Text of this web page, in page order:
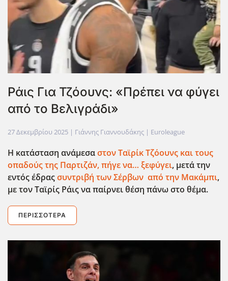
Ράις Για Τζόουνς: «Πρέπει να φύγει
από το Βελιγράδι»
27 Δεκεμβρίου 2025 | Γιάννης Γιαννουδάκης | Euroleague
Η κατάσταση ανάμεσαστον Ταϊρίκ Τζόουνς και τους
οπαδούς της Παρτιζάν, πήγε να… ξεφύγει, μετά την
εντός έδραςσυντριβή των Σέρβων από την Μακάμπι,
με τον Ταϊρίς Ράις να παίρνει θέση πάνω στο θέμα.
ΠΕΡΙΣΣΌΤΕΡΑ